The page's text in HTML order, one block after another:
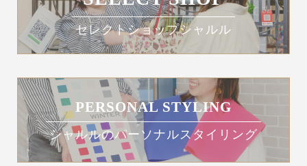
セレクトショップシャルル
PERSONAL STYLING
シャルルのパーソナルスタイリング